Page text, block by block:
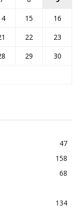
15
16
22
23
29
30
47
158
68
134